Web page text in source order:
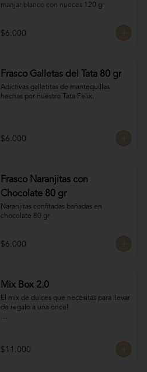
manjar blanco con nueces 120 gr
$6.000
Frasco Galletas del Tata 80 gr
Adictivas galletitas de mantequillas
hechas por nuestro Tata Felix.
$6.000
Frasco Naranjitas con
Chocolate 80 gr
Naranjitas confitadas bañadas en
chocolate 80 gr
$6.000
Mix Box 2.0
El mix de dulces que necesitas para llevar
de regalo a una once!
4 Rocas Suizas by @mun_cl: Mix de frutos
secos bañados en chocolate francés
$11.000